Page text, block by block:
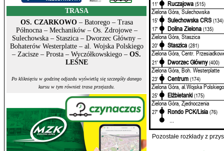
TRASA
OS. CZARKOWO– Batorego – Trasa
Północna – Mechaników – Os. Zdrojowe –
Sulechowska – Staszica – Dworzec Główny –
Bohaterów Westerplatte – al. Wojska Polskiego
– Zacisze – Prosta – Wyczółkowskiego – OS.
LEŚNE
Po kliknięciu w godzinę odjazdu wyświetlą się szczegóły danego
kursu w tym również trasa przejazdu.
11'
Ruczajowa (515)
Zielona Góra, Sulechowska
15' Sulechowska CRS (134)
17'
Dolina Zielona (135)
Zielona Góra, Staszica
20' Staszica (281)
Zielona Góra, Centr.
21' Dworzec Główny (400)
Zielona Góra, Boh. Westerplatte
23' Centrum (174)
Zielona Góra, al.Wojska Polskiego
25' Elżbietanki (175)
Zielona Góra, Zjednoczenia
27' Rondo PCK/Lisia (76)
Pozostałe rozkłady z